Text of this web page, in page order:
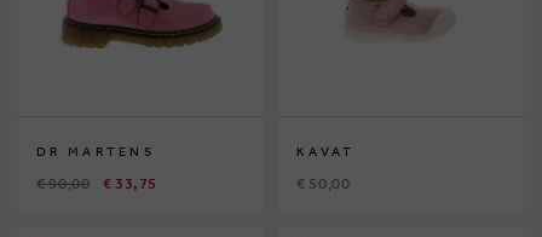
DR MARTENS
€ 90,00 € 33,75
KAVAT
€ 50,00